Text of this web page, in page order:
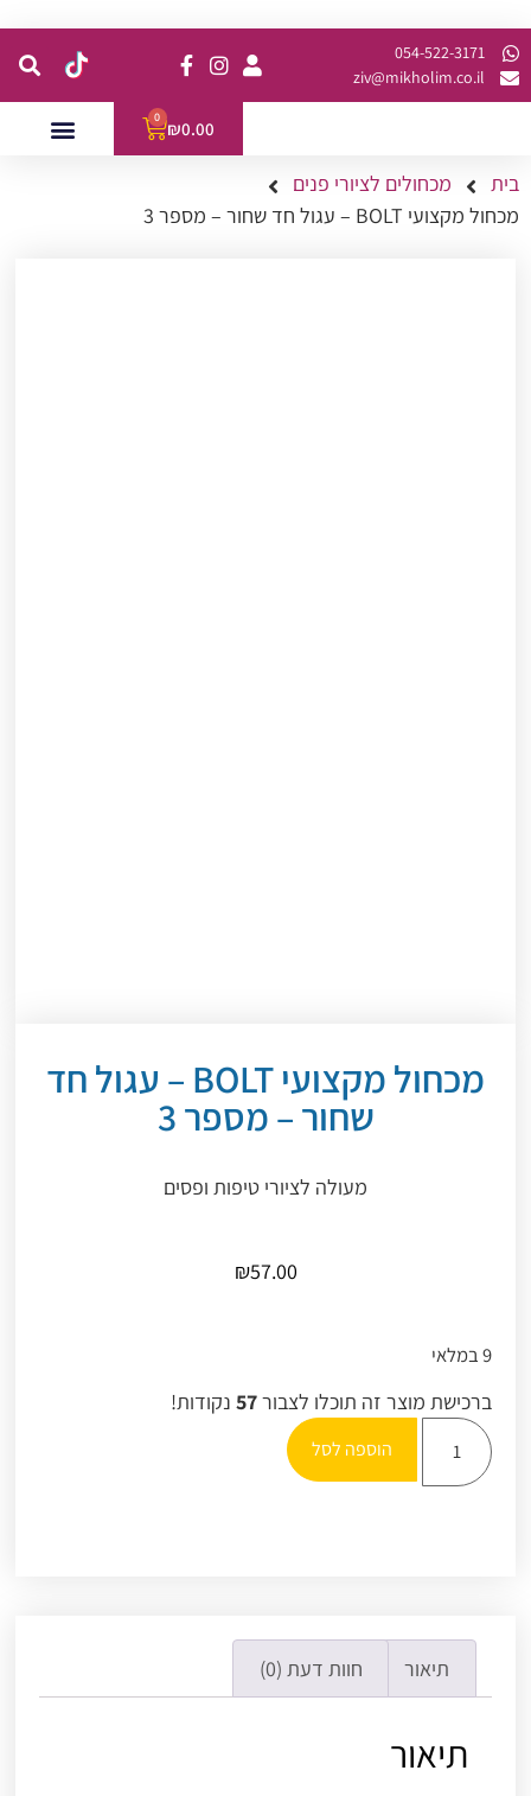
054-522-3171⁩
ziv@mikholim.co.il
₪0.00
0
בית
מכחולים לציורי פנים
מכחול מקצועי BOLT – עגול חד שחור – מספר 3
מכחול מקצועי BOLT – עגול חד
שחור – מספר 3
מעולה לציורי טיפות ופסים
₪57.00
9 במלאי
ברכישת מוצר זה תוכלו לצבור57נקודות!
הוספה לסל
תיאור חוות דעת (0)
תיאור